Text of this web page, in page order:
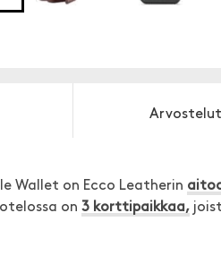
Arvostelut
Wallet on Ecco Leatherin
on 3 korttipaikkaa,